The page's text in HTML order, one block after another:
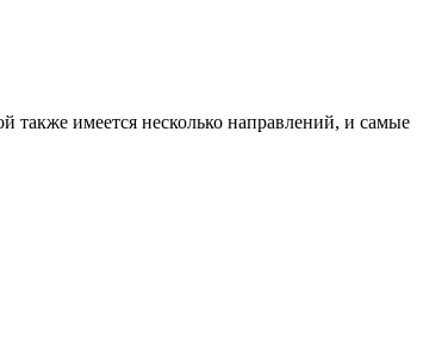
имеется несколько направлений, и самые